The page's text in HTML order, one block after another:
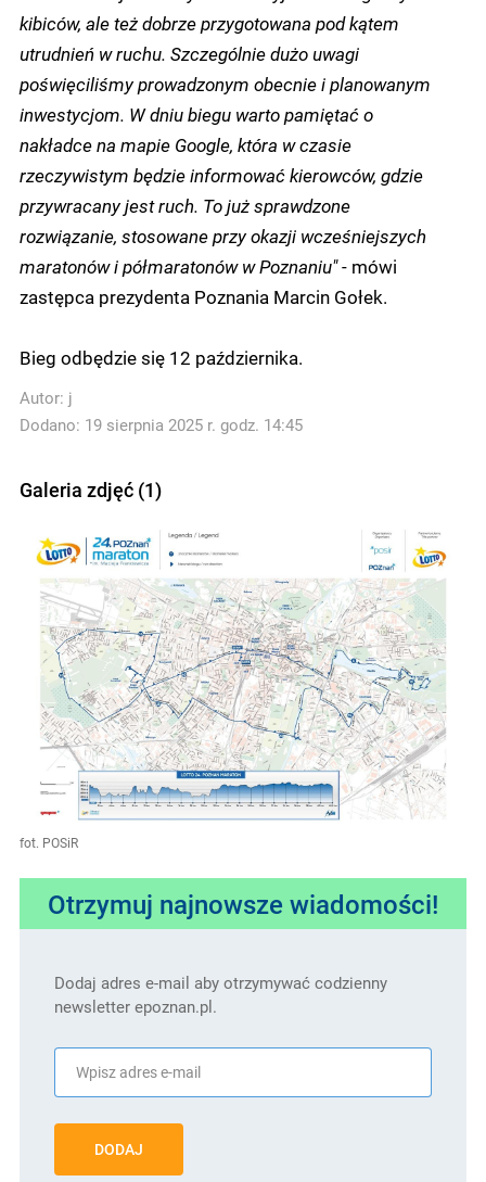
kibiców, ale też dobrze przygotowana pod kątem
utrudnień w ruchu. Szczególnie dużo uwagi
poświęciliśmy prowadzonym obecnie i planowanym
inwestycjom. W dniu biegu warto pamiętać o
nakładce na mapie Google, która w czasie
rzeczywistym będzie informować kierowców, gdzie
przywracany jest ruch. To już sprawdzone
rozwiązanie, stosowane przy okazji wcześniejszych
maratonów i półmaratonów w Poznaniu"- mówi
zastępca prezydenta Poznania Marcin Gołek.
Bieg odbędzie się 12 października.
Autor: j
Dodano: 19 sierpnia 2025 r. godz. 14:45
Galeria zdjęć (1)
fot. POSiR
Otrzymuj najnowsze wiadomości!
Dodaj adres e-mail aby otrzymywać codzienny
newsletter epoznan.pl.
DODAJ